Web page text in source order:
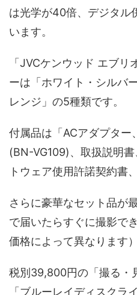
は光学が40倍、デジタル
います。
「JVCケンウッド エブ
ーは「ホワイト・シルバ
レンジ」の5種類です。
付属品は「ACアダプター
(BN-VG109)、取扱説明
トウェア使用許諾契約書
さらに豪華なセット品が
で届いたらすぐに撮影で
価格によって異なります）
税別39,800円の「撮る・
「ブルーレイディスクラ